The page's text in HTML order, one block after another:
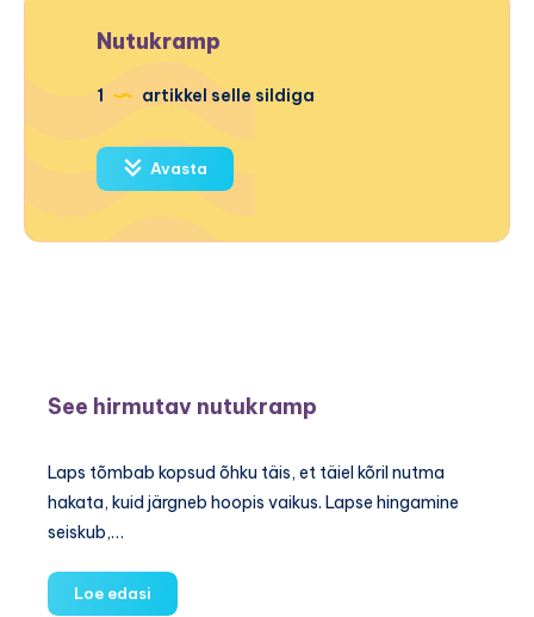
Nutukramp
1 artikkel selle sildiga
Avasta
See hirmutav nutukramp
Laps tõmbab kopsud õhku täis, et täiel kõril nutma
hakata, kuid järgneb hoopis vaikus. Lapse hingamine
seiskub,…
Loe edasi